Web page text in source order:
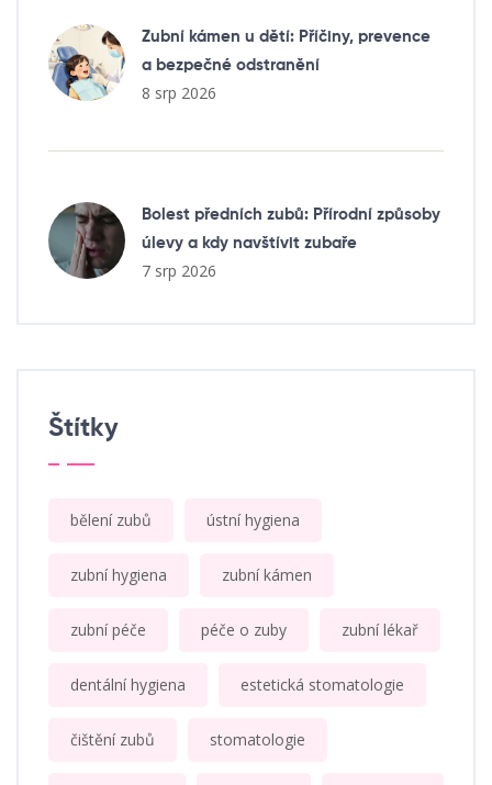
Zubní kámen u dětí: Příčiny, prevence
a bezpečné odstranění
8 srp 2026
Bolest předních zubů: Přírodní způsoby
úlevy a kdy navštívit zubaře
7 srp 2026
Štítky
bělení zubů ústní hygiena
zubní hygiena zubní kámen
zubní péče péče o zuby zubní lékař
dentální hygiena estetická stomatologie
čištění zubů stomatologie